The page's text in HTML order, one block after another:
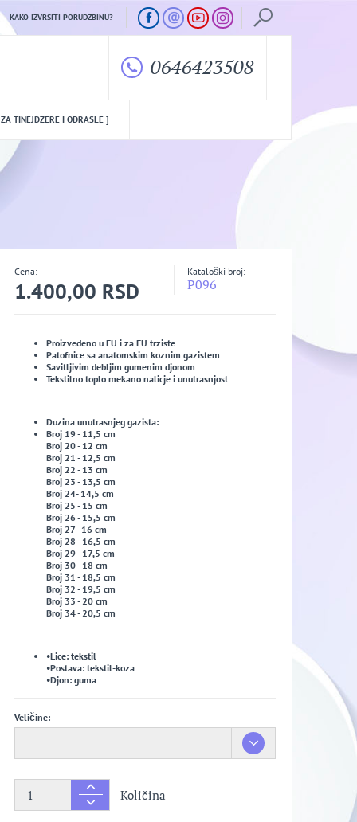
KAKO IZVRSITI PORUDZBINU?
0646423508
TINEJDZERE I ODRASLE ]
Cena:
1.400,00 RSD
Kataloški broj:
P096
Proizvedeno u EU i za EU trziste
Patofnice sa anatomskim koznim gazistem
Savitljivim debljim gumenim djonom
Tekstilno toplo mekano nalicje i unutrasnjost
Duzina unutrasnjeg gazista:
Broj 19 - 11,5 cm
Broj 20 - 12 cm
Broj 21 - 12,5 cm
Broj 22 - 13 cm
Broj 23 - 13,5 cm
Broj 24- 14,5 cm
Broj 25 - 15 cm
Broj 26 - 15,5 cm
Broj 27 - 16 cm
Broj 28 - 16,5 cm
Broj 29 - 17,5 cm
Broj 30 - 18 cm
Broj 31 - 18,5 cm
Broj 32 - 19,5 cm
Broj 33 - 20 cm
Broj 34 - 20,5 cm
•Lice: tekstil
•Postava: tekstil-koza
•Djon: guma
Veličine:
Količina